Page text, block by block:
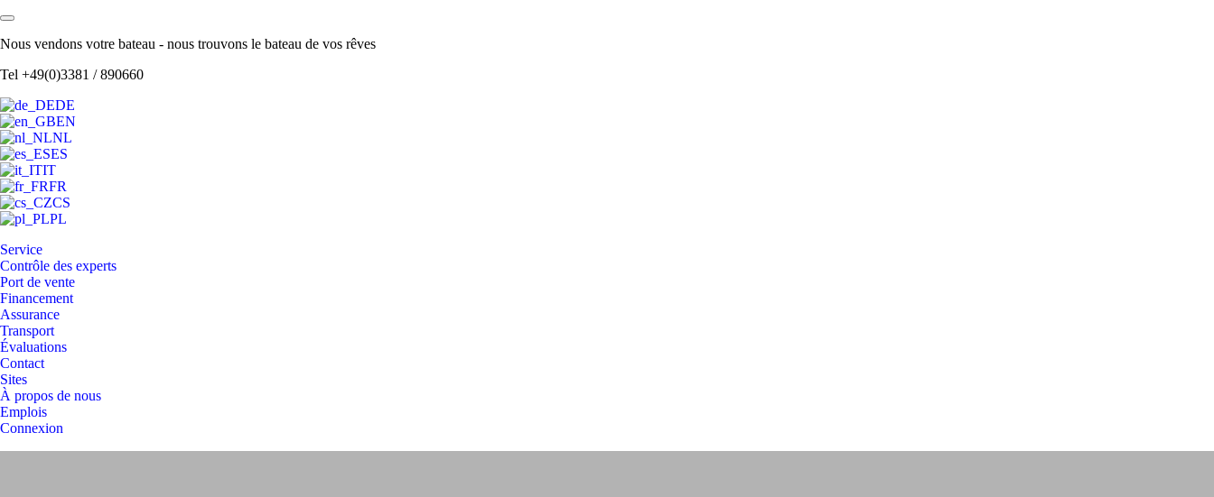
Nous vendons votre bateau - nous trouvons le bateau de vos rêves
Tel +49(0)3381 / 890660
DE
EN
NL
ES
IT
FR
CS
PL
Service
Contrôle des experts
Port de vente
Financement
Assurance
Transport
Évaluations
Contact
Sites
À propos de nous
Emplois
Connexion